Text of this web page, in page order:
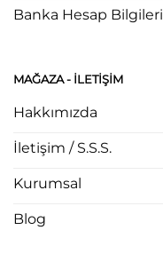
Banka Hesap Bilgileri
MAĞAZA - ILETIŞIM
Hakkımızda
İletişim / S.S.S.
Kurumsal
Blog